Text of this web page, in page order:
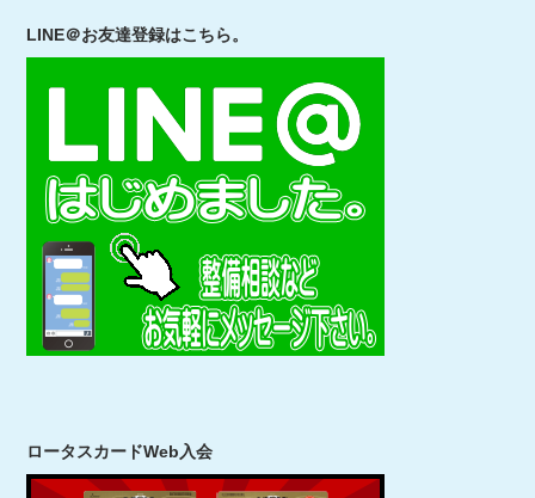
LINE＠お友達登録はこちら。
ロータスカードWeb入会